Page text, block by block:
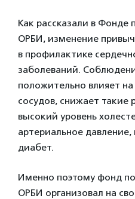
Как рассказали в Фонде
ОРБИ, изменение
в профилактике
заболеваний.
положительно влияет
сосудов, снижает такие
высокий уровень
артериальное
диабет.
Именно поэтому фонд
ОРБИ организовал на